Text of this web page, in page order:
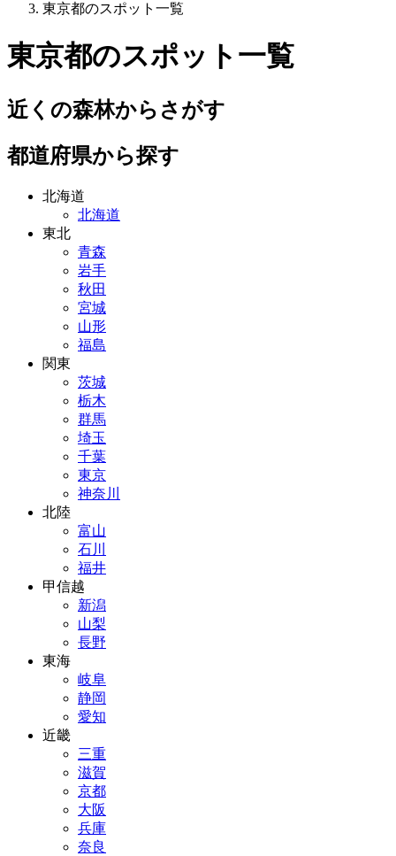
東京都のスポット一覧
東京都のスポット一覧
近くの森林からさがす
都道府県から探す
北海道
北海道
東北
青森
岩手
秋田
宮城
山形
福島
関東
茨城
栃木
群馬
埼玉
千葉
東京
神奈川
北陸
富山
石川
福井
甲信越
新潟
山梨
長野
東海
岐阜
静岡
愛知
近畿
三重
滋賀
京都
大阪
兵庫
奈良